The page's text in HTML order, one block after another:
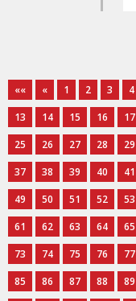
«« « 1 2 3 4
13
14 15 16 17
25
26 27 28 29
37
38 39 40 41
49
50 51 52 53
61
62 63 64 65
73
74 75 76 77
85
86 87 88 89